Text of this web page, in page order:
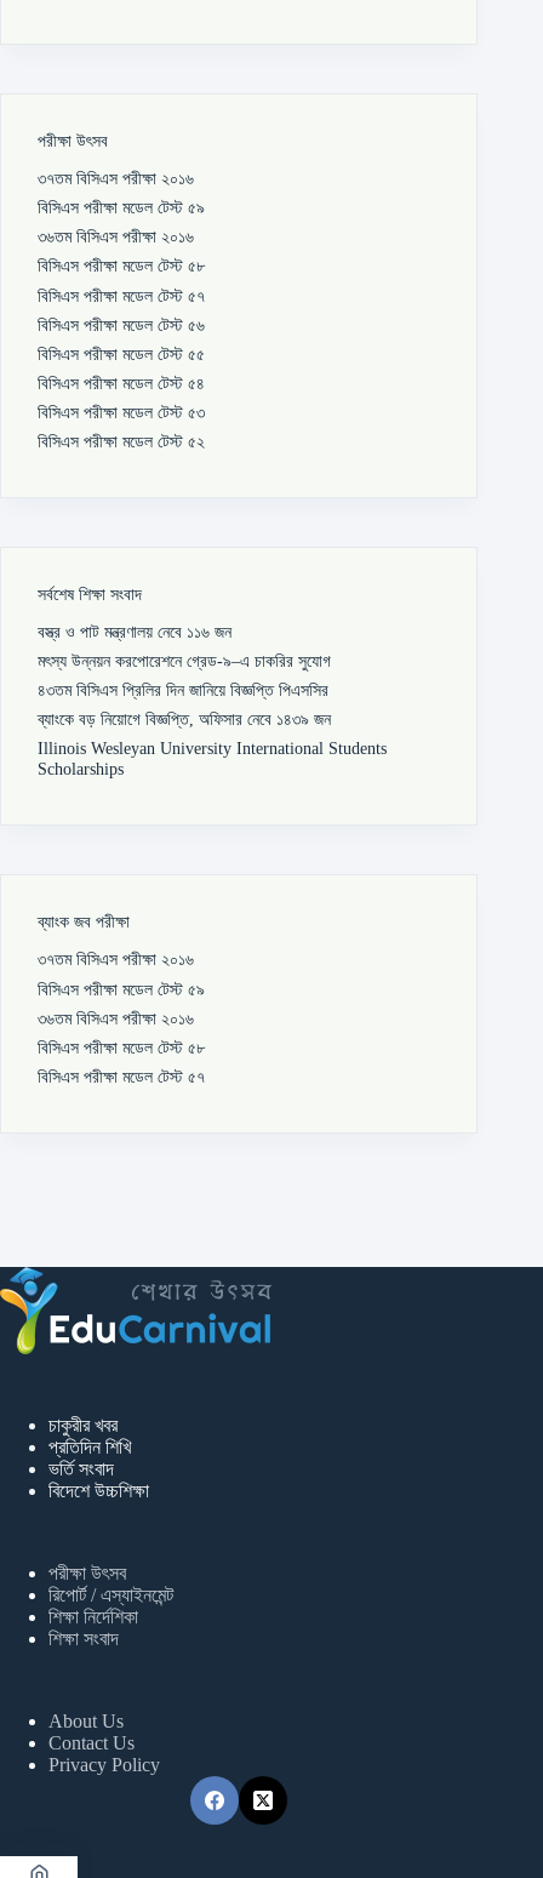
পরীক্ষা উৎসব
৩৭তম বিসিএস পরীক্ষা ২০১৬
বিসিএস পরীক্ষা মডেল টেস্ট ৫৯
৩৬তম বিসিএস পরীক্ষা ২০১৬
বিসিএস পরীক্ষা মডেল টেস্ট ৫৮
বিসিএস পরীক্ষা মডেল টেস্ট ৫৭
বিসিএস পরীক্ষা মডেল টেস্ট ৫৬
বিসিএস পরীক্ষা মডেল টেস্ট ৫৫
বিসিএস পরীক্ষা মডেল টেস্ট ৫৪
বিসিএস পরীক্ষা মডেল টেস্ট ৫৩
বিসিএস পরীক্ষা মডেল টেস্ট ৫২
সর্বশেষ শিক্ষা সংবাদ
বস্ত্র ও পাট মন্ত্রণালয় নেবে ১১৬ জন
মৎস্য উন্নয়ন করপোরেশনে গ্রেড-৯–এ চাকরির সুযোগ
৪৩তম বিসিএস প্রিলির দিন জানিয়ে বিজ্ঞপ্তি পিএসসির
ব্যাংকে বড় নিয়োগে বিজ্ঞপ্তি, অফিসার নেবে ১৪৩৯ জন
Illinois Wesleyan University International Students
Scholarships
ব্যাংক জব পরীক্ষা
৩৭তম বিসিএস পরীক্ষা ২০১৬
বিসিএস পরীক্ষা মডেল টেস্ট ৫৯
৩৬তম বিসিএস পরীক্ষা ২০১৬
বিসিএস পরীক্ষা মডেল টেস্ট ৫৮
বিসিএস পরীক্ষা মডেল টেস্ট ৫৭
চাকুরীর খবর
প্রতিদিন শিখি
ভর্তি সংবাদ
বিদেশে উচ্চশিক্ষা
পরীক্ষা উৎসব
রিপোর্ট / এস্যাইনমেন্ট
শিক্ষা নির্দেশিকা
শিক্ষা সংবাদ
About Us
Contact Us
Privacy Policy